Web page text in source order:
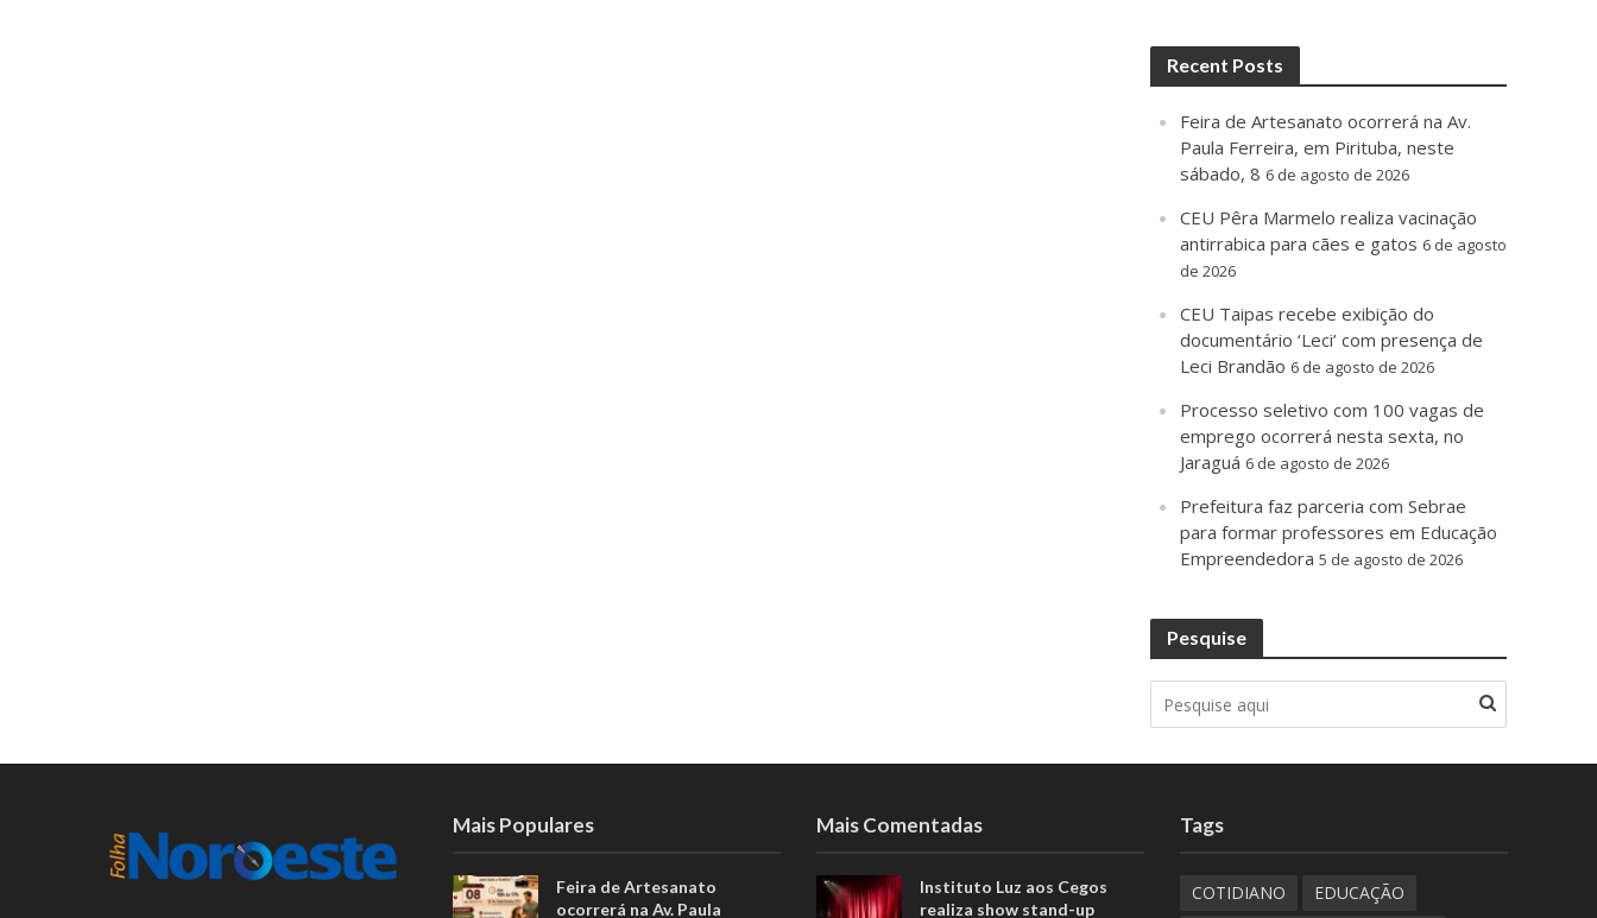
Recent Posts
Feira de Artesanato ocorrerá na Av.
Paula Ferreira, em Pirituba, neste
sábado, 8 6 de agosto de 2026
CEU Pêra Marmelo realiza vacinação
antirrabica para cães e gatos 6 de agosto
de 2026
CEU Taipas recebe exibição do
documentário ‘Leci’ com presença de
Leci Brandão 6 de agosto de 2026
Processo seletivo com 100 vagas de
emprego ocorrerá nesta sexta, no
Jaraguá 6 de agosto de 2026
Prefeitura faz parceria com Sebrae
para formar professores em Educação
Empreendedora 5 de agosto de 2026
Pesquise
Mais Populares
Feira de Artesanato
ocorrerá na Av. Paula
Mais Comentadas
Instituto Luz aos Cegos
realiza show stand-up
Tags
COTIDIANO EDUCAÇÃO